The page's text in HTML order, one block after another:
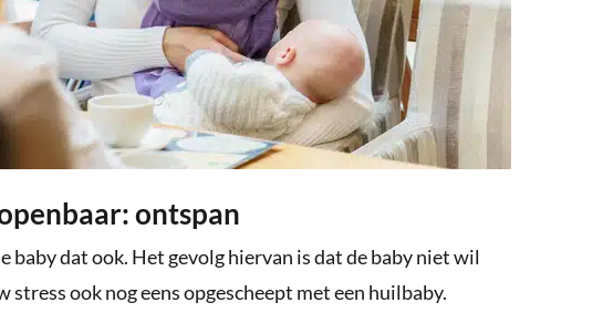
ontspan
dat ook. Het gevolg hiervan is dat de baby niet wil
ook nog eens opgescheept met een huilbaby.